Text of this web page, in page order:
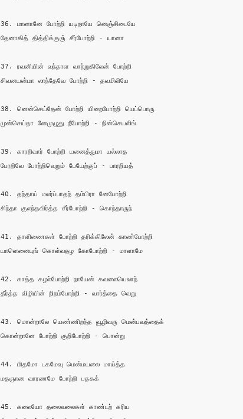
36. மானானே போற்றி யடிநாயே னெஞ்சிடையே
தேனாகித் தித்திக்குஞ் சீர்போற்றி - யானா
37. ரவனியின் வந்தாள வாற்றுகிலேன் போற்றி
சிவனயன்மா லாந்தேவே போற்றி - தவமிலியே
38. னென்செய்தேன் போற்றி யிறைபோற்றி யெப்பொரு
முன்செய்தா னேமுழுது நீபோற்றி - நின்செயலிங்
39. காரறிவார் போற்றி யனைத்துமா யல்லாத
பேரறிவே போற்றிவெறும் பேயேற்குப் - பாரறியத்
40. தந்தாய் மலர்ப்பாதந் தம்பிரா னேபோற்றி
சிந்தா குலந்தவிர்த்த சீர்போற்றி - கொந்தாருந்
41. தாளிணைகள் போற்றி தரிக்கிலேன் காண்போற்றி
யாளெனையுங் கொள்வதழ கோபோற்றி - மாளாமே
42. காத்த கழல்போற்றி நாயேன் கவலையெலாந்
தீர்த்த விழியின் றிறம்போற்றி - வார்த்தை வெறு
43. மொன்றாலே யெண்ணிறந்த வூழிவரு மென்பவத்தைக்
கொன்றானே போற்றி குறிபோற்றி - பொன்று
44. மிதமோ டகமேவு மென்மயலை மாய்த்த
மதஞான வாரணமே போற்றி பதகக்
45. கலையோ தலைவலைகள் காண்டற் கரிய